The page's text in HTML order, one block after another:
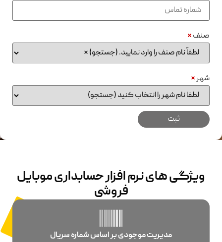
صنف*
شهر*
ویژگی های نرم افزار حسابداری موبایل
فروشی
مدیریت موجودی بر اساس شماره سریال